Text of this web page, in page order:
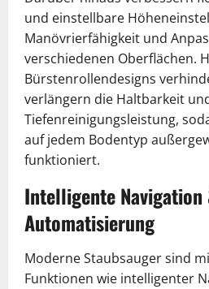
und einstellbare
Manövrierfähigkeit und
verschiedenen Oberflächen.
Bürstenrollendesigns
verlängern die Haltbarkeit
Tiefenreinigungsleistung,
auf jedem Bodentyp
funktioniert.
Intelligente Navigation
Automatisierung
Moderne Staubsauger sind
Funktionen wie intelligenter